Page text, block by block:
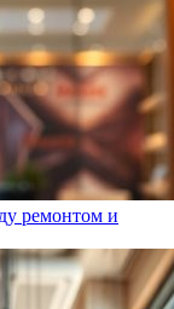
ремонтом и